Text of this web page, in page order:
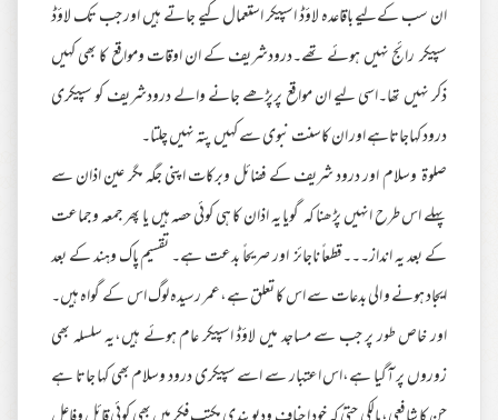
ان سب کےلیے باقاعدہ لاؤڈ اسپیکر استعمال کیے جاتے ہیں اور جب تک لاؤڈ
سپیکر رائج نہیں ہوئے تھے۔درودشریف کے ان اوقات ومواقع کا بھی کہیں
ذکر نہیں تھا۔اسی لیے ان مواقع پرپڑھے جانے والے درودشریف کو سپیکری
درود کہاجاتاہے اور ان کاسنت نبوی سے کہیں پتہ نہیں چلتا۔
صلوۃ وسلام اور درود شریف کے فضائل وبرکات اپنی جگہ مگر عین اذان سے
پہلے اس طرح انہیں پڑھنا کہ گویا یہ اذان کا ہی کوئی حصہ ہیں یا پھر جمعہ وجماعت
کے بعد یہ انداز۔۔۔قطعاً ناجائز اور صریحاً بدعت ہے۔ تقسیم پاک وہند کے بعد
ایجاد ہونے و الی بدعات سے اس کا تعلق ہے،عمر رسیدہ لوگ اس کے گواہ ہیں۔
اور خاص طور پر جب سے مساجد میں لاؤڈ اسپیکر عام ہوئے ہیں،یہ سلسلہ بھی
زوروں پر آگیا ہے،اس اعتبار سے اسے سپیکری درود وسلام بھی کہا جاتا ہے